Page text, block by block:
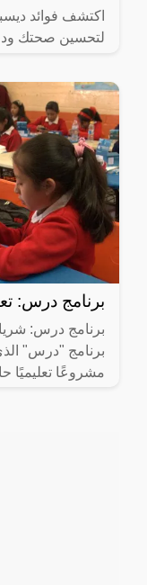
اكتشف فوائد
لتحسين صحتك
برنامج درس:
برنامج درس:
مشروعًا تعليميًا